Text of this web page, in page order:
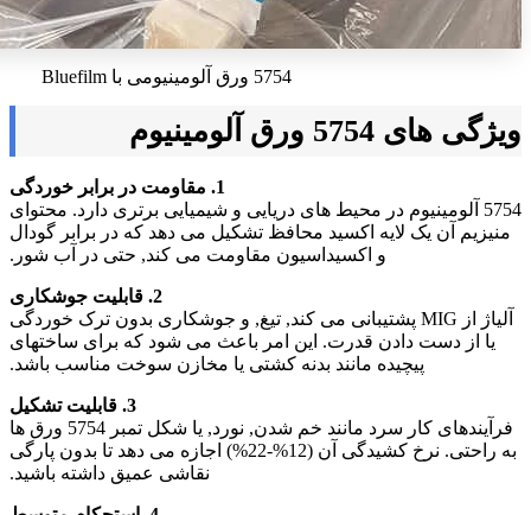
5754 ورق آلومینیومی با Bluefilm
ویژگی های 5754 ورق آلومینیوم
1. مقاومت در برابر خوردگی
5754 آلومینیوم در محیط های دریایی و شیمیایی برتری دارد. محتوای
منیزیم آن یک لایه اکسید محافظ تشکیل می دهد که در برابر گودال
و اکسیداسیون مقاومت می کند, حتی در آب شور.
2. قابلیت جوشکاری
آلیاژ از MIG پشتیبانی می کند, تیغ, و جوشکاری بدون ترک خوردگی
یا از دست دادن قدرت. این امر باعث می شود که برای ساختهای
پیچیده مانند بدنه کشتی یا مخازن سوخت مناسب باشد.
3. قابلیت تشکیل
فرآیندهای کار سرد مانند خم شدن, نورد, یا شکل تمبر 5754 ورق ها
به راحتی. نرخ کشیدگی آن (12%-22%) اجازه می دهد تا بدون پارگی
نقاشی عمیق داشته باشید.